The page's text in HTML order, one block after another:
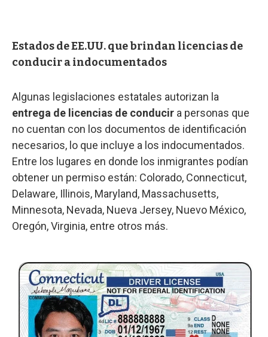
Estados de EE.UU. que brindan licencias de
conducir a indocumentados
Algunas legislaciones estatales autorizan la
entrega de licencias de conducir a personas que
no cuentan con los documentos de identificación
necesarios, lo que incluye a los indocumentados.
Entre los lugares en donde los inmigrantes podían
obtener un permiso están: Colorado, Connecticut,
Delaware, Illinois, Maryland, Massachusetts,
Minnesota, Nevada, Nueva Jersey, Nuevo México,
Oregón, Virginia, entre otros más.